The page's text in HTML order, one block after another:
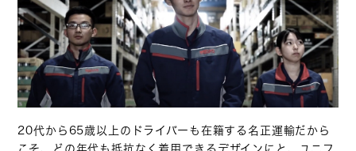
20代から65歳以上のドライバーも在籍する名正運輸だから
こそ、どの年代も抵抗なく着用できるデザインにと、ユニフ